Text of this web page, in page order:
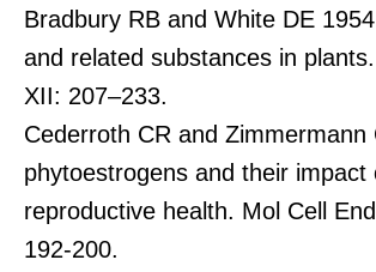
Bradbury RB and White DE
and related substances in
XII: 207–233.
Cederroth CR and Zimmermann
phytoestrogens and their impact
reproductive health. Mol Cell
192-200.